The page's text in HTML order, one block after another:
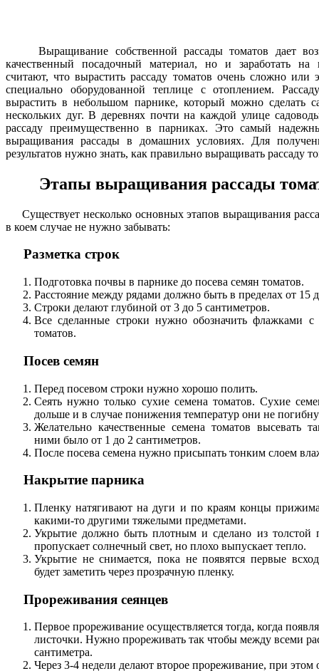
Выращивание собственной рассады томатов дает
качественный посадочный материал, но и заработать на
считают, что вырастить рассаду томатов очень сложно или
специально оборудованной теплице с отоплением.
вырастить в небольшом парнике, который можно сделать
нескольких дуг. В деревнях почти на каждой улице
рассаду преимущественно в парниках. Это самый
выращивания рассады в домашних условиях. Для
результатов нужно знать, как правильно выращивать рассаду
Этапы выращивания рассады
Существует несколько основных этапов выращивания
в коем случае не нужно забывать:
Разметка строк
Подготовка почвы в парнике до посева семян томатов.
Расстояние между рядами должно быть в пределах от 15
Строки делают глубиной от 3 до 5 сантиметров.
Все сделанные строки нужно обозначить флажками с
томатов.
Посев семян
Перед посевом строки нужно хорошо полить.
Сеять нужно только сухие семена томатов. Сухие
дольше и в случае понижения температур они не
Желательно качественные семена томатов высевать
ними было от 1 до 2 сантиметров.
После посева семена нужно присыпать тонким слоем
Накрытие парника
Пленку натягивают на дуги и по краям концы
какими-то другими тяжелыми предметами.
Укрытие должно быть плотным и сделано из толстой
пропускает солнечный свет, но плохо выпускает тепло.
Укрытие не снимается, пока не появятся первые
будет заметить через прозрачную пленку.
Прореживания сеянцев
Первое прореживание осуществляется тогда, когда
листочки. Нужно прореживать так чтобы между всеми
сантиметра.
Через 3-4 недели делают второе прореживание, при этом